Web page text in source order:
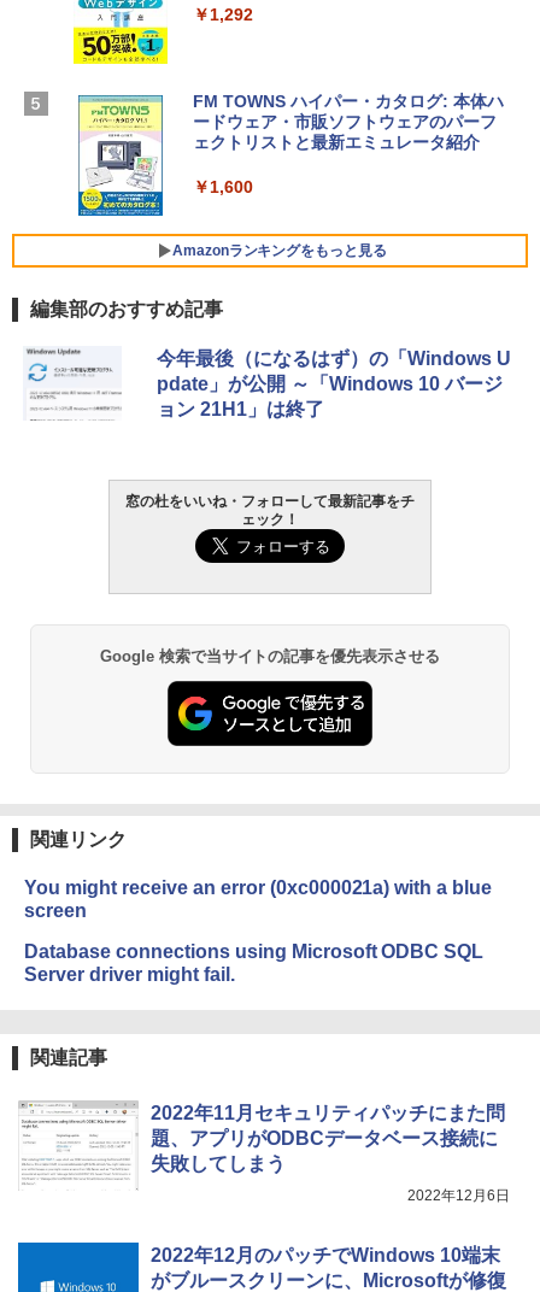
SSD インテル Core 5
￥129,800
ersonal/Copilotキー搭載/Win 11/15.6型/
Core i5/16GB/SSD 512GB/ホワイト) FM
VWK3E15W_AZ
￥139,880
ラインコード版
Windows版 | Minecraft (マインクラフ
ト): Java & Bedrock Edition | オンライ
￥1,292
FM TOWNS ハイパー・カタログ: 本体ハ
ードウェア・市販ソフトウェアのパーフ
ェクトリストと最新エミュレータ紹介
￥1,600
Amazonランキングをもっと見る
Amazon Kindle Paperwhite (16GB) 7イ
ンチディスプレイ、色調調節ライト、12
週間持続バッテリー、広告なし、ブラッ
ク
Amazon Kindle - 目に優しい、かさばら
ない、大きな画面で読みやすい、6週間持
続バッテリー、6インチディスプレイ電子
￥16,980
Kindle Paperwhite シグニチャーエディ
ション (32GB) 7インチディスプレイ、明
イ、色調調節ライト、最大8週間持続バッ
テリー、広告無し、ブラック (2025年発
New Amazon Kindle Scribe Colorsoft |
11インチカラーディスプレイ、64GBスト
レージ、ノート機能搭載、明るさ自動調
整、色調調節ライト、プレミアムペン付
編集部のおすすめ記事
今年最後（になるはず）の「Windows U
pdate」が公開 ～「Windows 10 バージ
ョン 21H1」は終了
窓の杜をいいね・フォローして最新記事をチ
ェック！
Google 検索で当サイトの記事を優先表示させる
関連リンク
You might receive an error (0xc000021a) with a blue
screen
Database connections using Microsoft ODBC SQL
Server driver might fail.
関連記事
2022年11月セキュリティパッチにまた問
題、アプリがODBCデータベース接続に
失敗してしまう
2022年12月6日
2022年12月のパッチでWindows 10端末
がブルースクリーンに、Microsoftが修復